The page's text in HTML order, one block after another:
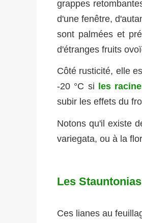
grappes
d'une fenêtre,
sont palmées et
d'étranges fruits
Côté rusticité, elle
-20 °C si
les
subir les effets du
Notons qu'il existe
variegata, ou à la
Les Stauntonias
Ces lianes au